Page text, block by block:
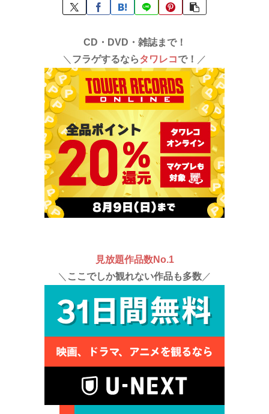
CD・DVD・雑誌まで！
＼ フラゲするなら タワレコで！ ／
見放題作品数No.1
＼ ここでしか観れない作品も多数 ／